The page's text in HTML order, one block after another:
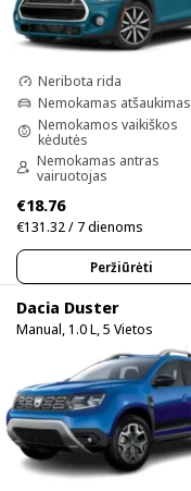
Neribota rida
Nemokamas atšaukimas
Nemokamos vaikiškos
kėdutės
Nemokamas antras
vairuotojas
€18.76
€131.32 / 7 dienoms
Peržiūrėti
Dacia Duster
Manual, 1.0 L, 5 Vietos